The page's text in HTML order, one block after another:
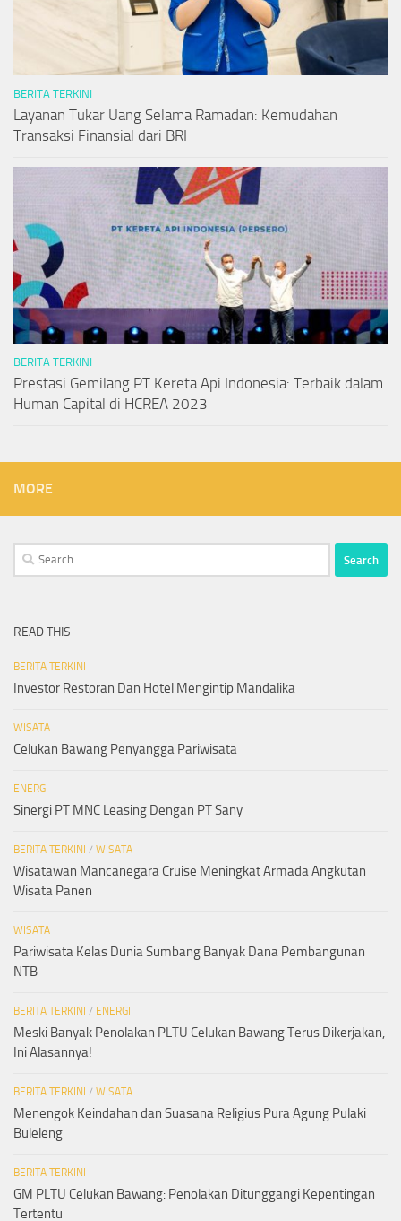
BERITA TERKINI
Layanan Tukar Uang Selama Ramadan: Kemudahan
Transaksi Finansial dari BRI
BERITA TERKINI
Prestasi Gemilang PT Kereta Api Indonesia: Terbaik dalam
Human Capital di HCREA 2023
MORE
Search
for:
READ THIS
BERITA TERKINI
Investor Restoran Dan Hotel Mengintip Mandalika
WISATA
Celukan Bawang Penyangga Pariwisata
ENERGI
Sinergi PT MNC Leasing Dengan PT Sany
BERITA TERKINI / WISATA
Wisatawan Mancanegara Cruise Meningkat Armada Angkutan
Wisata Panen
WISATA
Pariwisata Kelas Dunia Sumbang Banyak Dana Pembangunan
NTB
BERITA TERKINI / ENERGI
Meski Banyak Penolakan PLTU Celukan Bawang Terus Dikerjakan,
Ini Alasannya!
BERITA TERKINI / WISATA
Menengok Keindahan dan Suasana Religius Pura Agung Pulaki
Buleleng
BERITA TERKINI
GM PLTU Celukan Bawang: Penolakan Ditunggangi Kepentingan
Tertentu